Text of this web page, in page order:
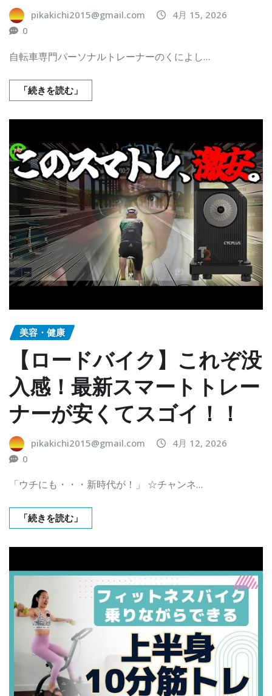
pikakichi2015@gmail.com
4月 15, 2026
0
自転車専門パーソナルトレーナーのくによし…
「続きを読む」
美容・健康
【ロードバイク】これぞ没
入感！最新スマートトレー
ナーが安くてスゴイ！！
pikakichi2015@gmail.com
4月 12, 2026
0
「ウチにも・・・新時代が！」 ☆チャンネ…
「続きを読む」